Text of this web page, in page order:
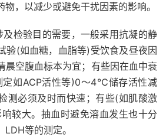
，以减少或避免干扰因素的影响。
检验目的需要，一般采用抗凝的静
验(如血糖，血脂等)受饮食及昼夜因
晨空腹血标本为宜；有些因在血中衰
定如ACP活性等)0～4℃储存活性减
测必须及时而快速；有些(如肌酸激
较大。抽血时避免溶血发生也十分
等的测定。